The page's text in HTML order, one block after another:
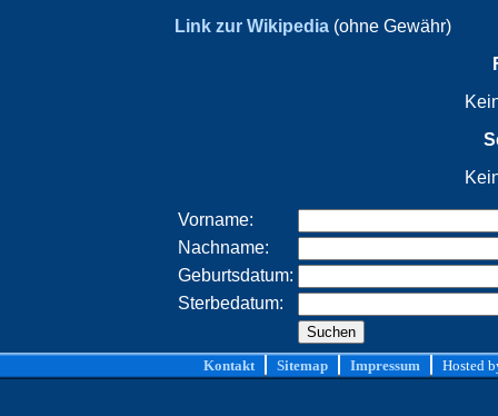
Link zur Wikipedia (ohne Gewähr)
Vorname:
Nachname:
Geburtsdatum:
Sterbedatum:
Kontakt Sitemap Impressum Hosted